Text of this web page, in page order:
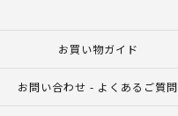
お買い物ガイド
お問い合わせ - よくあるご質問